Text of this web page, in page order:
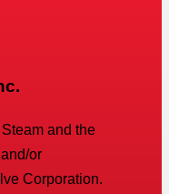
and the
or
Corporation.